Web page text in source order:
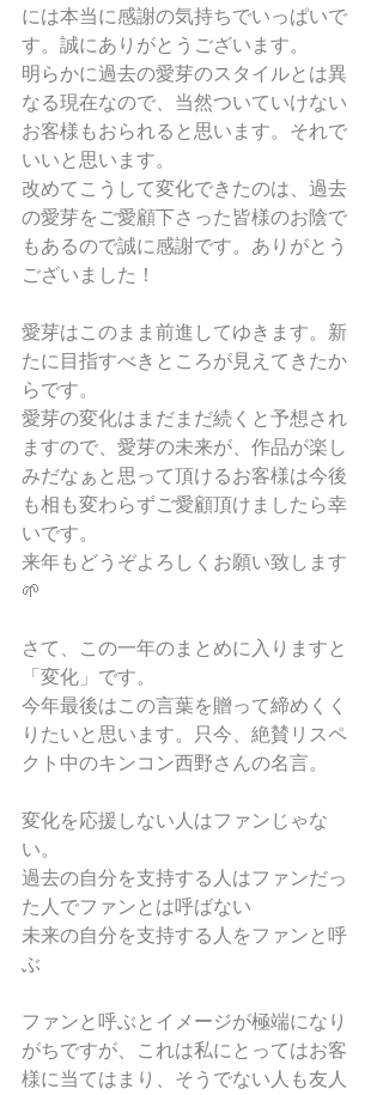
には本当に感謝の気持ちでいっぱいで
す。誠にありがとうございます。
明らかに過去の愛芽のスタイルとは異
なる現在なので、当然ついていけない
お客様もおられると思います。それで
いいと思います。
改めてこうして変化できたのは、過去
の愛芽をご愛顧下さった皆様のお陰で
もあるので誠に感謝です。ありがとう
ございました！
愛芽はこのまま前進してゆきます。新
たに目指すべきところが見えてきたか
らです。
愛芽の変化はまだまだ続くと予想され
ますので、愛芽の未来が、作品が楽し
みだなぁと思って頂けるお客様は今後
も相も変わらずご愛顧頂けましたら幸
いです。
来年もどうぞよろしくお願い致します
🌱
さて、この一年のまとめに入りますと
「変化」です。
今年最後はこの言葉を贈って締めくく
りたいと思います。只今、絶賛リスペ
クト中のキンコン西野さんの名言。
変化を応援しない人はファンじゃな
い。
過去の自分を支持する人はファンだっ
た人でファンとは呼ばない
未来の自分を支持する人をファンと呼
ぶ
ファンと呼ぶとイメージが極端になり
がちですが、これは私にとってはお客
様に当てはまり、そうでない人も友人